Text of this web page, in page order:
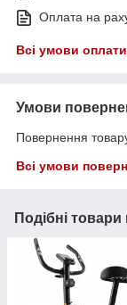
Оплата на
Всі умови оплати
Умови
Повернення
Всі умови
Подібні товари